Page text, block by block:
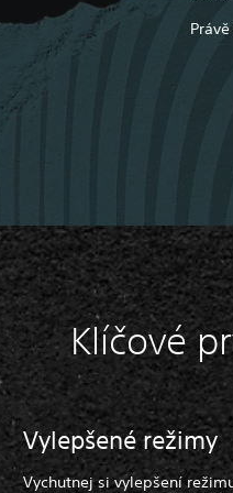
Klíčové
Vylepšené režimy
Vychutnej si vylepšení